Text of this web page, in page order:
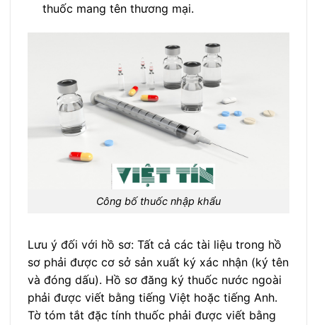
thuốc mang tên thương mại.
Công bố thuốc nhập khẩu
Lưu ý đối với hồ sơ: Tất cả các tài liệu trong hồ
sơ phải được cơ sở sản xuất ký xác nhận (ký tên
và đóng dấu). Hồ sơ đăng ký thuốc nước ngoài
phải được viết bằng tiếng Việt hoặc tiếng Anh.
Tờ tóm tắt đặc tính thuốc phải được viết bằng